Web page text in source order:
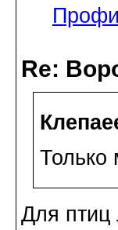
Re:
Только
Для птиц